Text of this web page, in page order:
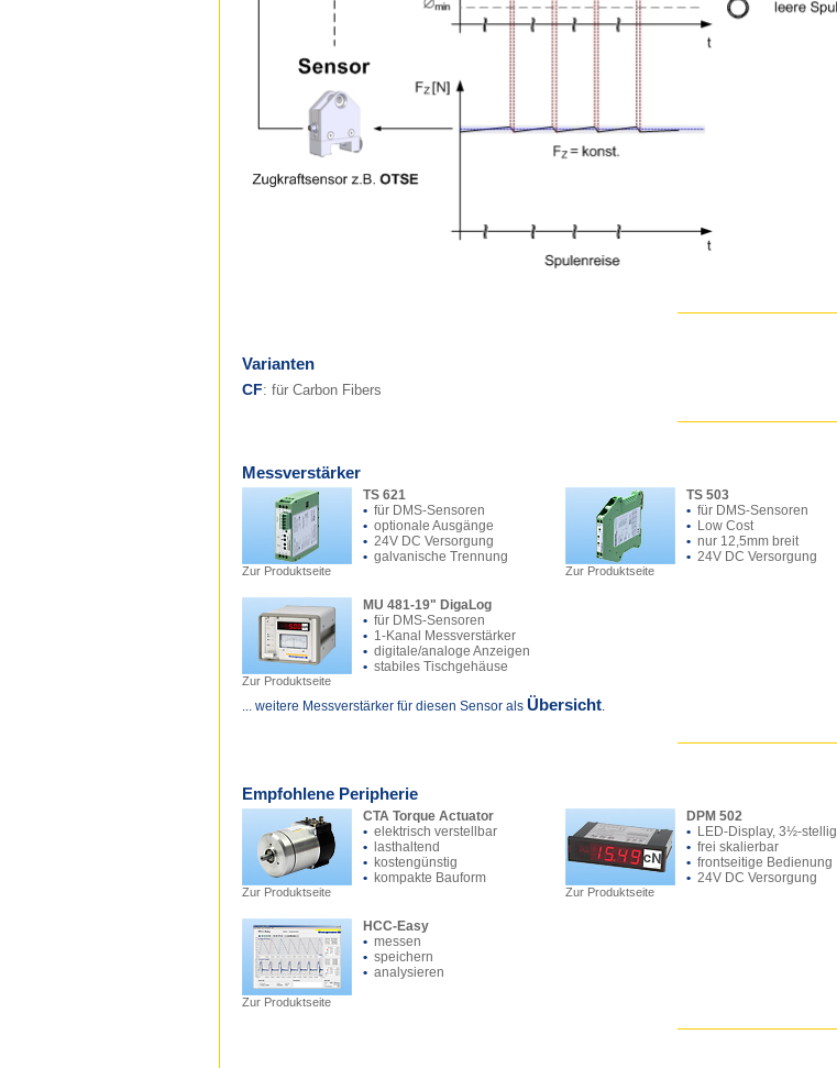
Varianten
CF: für Carbon Fibers
Messverstärker
Zur Produktseite
TS 621
• für DMS-Sensoren
• optionale Ausgänge
• 24V DC Versorgung
• galvanische Trennung
Zur Produktseite
TS 503
• für DMS-Sensoren
• Low Cost
• nur 12,5mm breit
• 24V DC Versorgung
Zur Produktseite
MU 481-19" DigaLog
• für DMS-Sensoren
• 1-Kanal Messverstärker
• digitale/analoge Anzeigen
• stabiles Tischgehäuse
... weitere Messverstärker für diesen Sensor als Übersicht.
Empfohlene Peripherie
Zur Produktseite
CTA Torque Actuator
• elektrisch verstellbar
• lasthaltend
• kostengünstig
• kompakte Bauform
Zur Produktseite
DPM 502
• LED-Display, 3½-stellig
• frei skalierbar
• frontseitige Bedienung
• 24V DC Versorgung
Zur Produktseite
HCC-Easy
• messen
• speichern
• analysieren